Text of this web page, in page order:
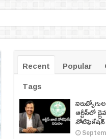
Recent Popular
Tags
ఆర్టీసీలో